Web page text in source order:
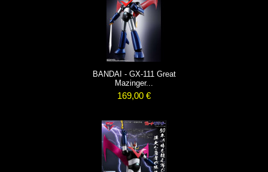
BANDAI - GX-111 Great
Mazinger...
169,00 €